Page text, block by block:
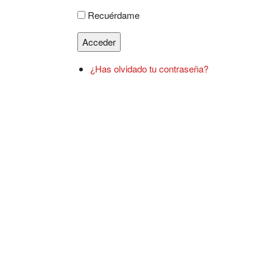
Recuérdame
Acceder
¿Has olvidado tu contraseña?